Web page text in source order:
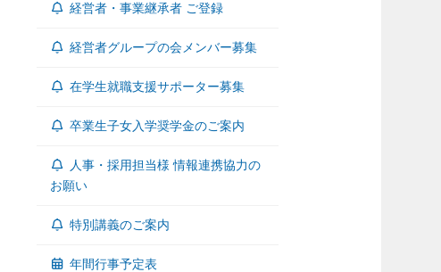
経営者・事業継承者 ご登録
経営者グループの会メンバー募集
在学生就職支援サポーター募集
卒業生子女入学奨学金のご案内
人事・採用担当様 情報連携協力の
お願い
特別講義のご案内
年間行事予定表